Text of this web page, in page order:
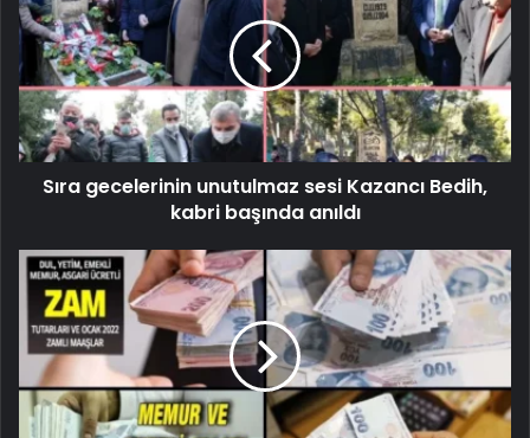
Sıra gecelerinin unutulmaz sesi Kazancı Bedih,
kabri başında anıldı